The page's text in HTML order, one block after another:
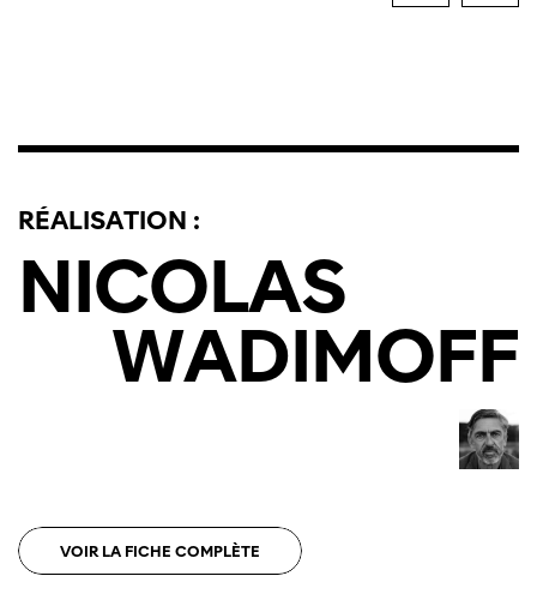
RÉALISATION :
NICOLAS
WADIMOFF
VOIR LA FICHE COMPLÈTE